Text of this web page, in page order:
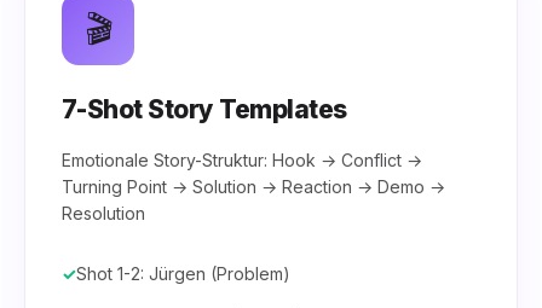
🎬
7-Shot Story Templates
Emotionale Story-Struktur: Hook → Conflict →
Turning Point → Solution → Reaction → Demo →
Resolution
Shot 1-2: Jürgen (Problem)